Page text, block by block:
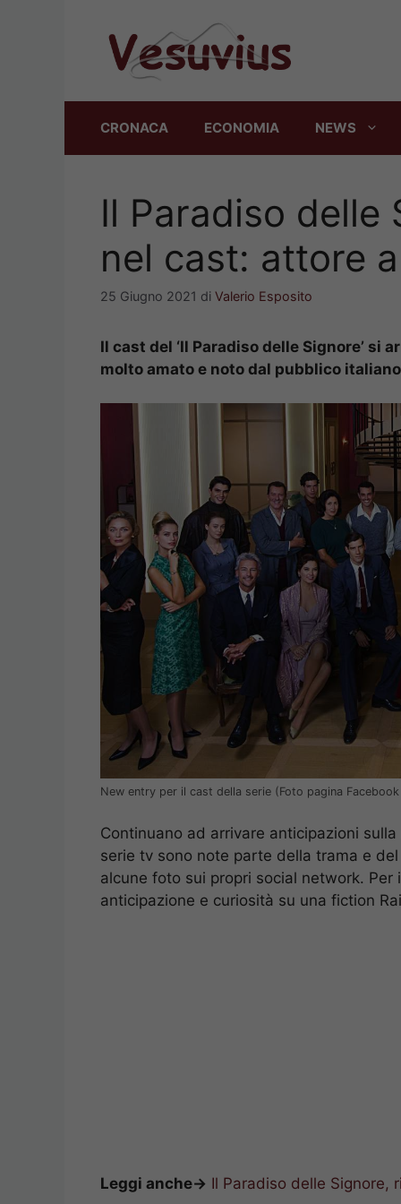
CRONACA ECONOMIA NEWS
Il Paradiso delle
nel cast: attore
25 Giugno 2021 di Valerio Esposito
Il cast del ‘Il Paradiso delle Signore’ si
molto amato e noto dal pubblico
New entry per il cast della serie (Foto pagina
Continuano ad arrivare anticipazioni sulla
serie tv sono note parte della trama e
alcune foto sui propri social network.
anticipazione e curiosità su una fiction
Leggi anche-> Il Paradiso delle Signore,